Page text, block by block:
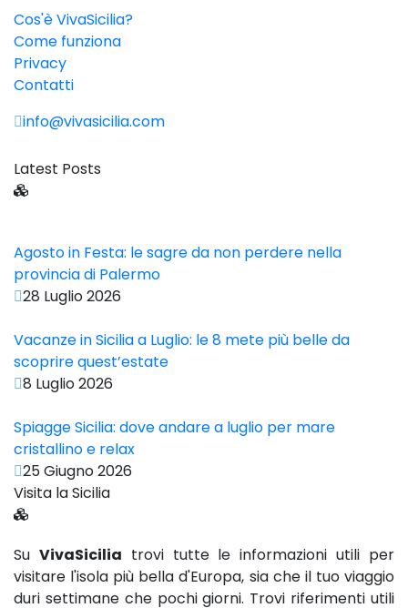
Cos'è VivaSicilia?
Come funziona
Privacy
Contatti
info@vivasicilia.com
Latest Posts
Agosto in Festa: le sagre da non perdere nella
provincia di Palermo
28 Luglio 2026
Vacanze in Sicilia a Luglio: le 8 mete più belle da
scoprire quest’estate
8 Luglio 2026
Spiagge Sicilia: dove andare a luglio per mare
cristallino e relax
25 Giugno 2026
Visita la Sicilia
Su VivaSicilia trovi tutte le informazioni utili per
visitare l'isola più bella d'Europa, sia che il tuo viaggio
duri settimane che pochi giorni. Trovi riferimenti utili